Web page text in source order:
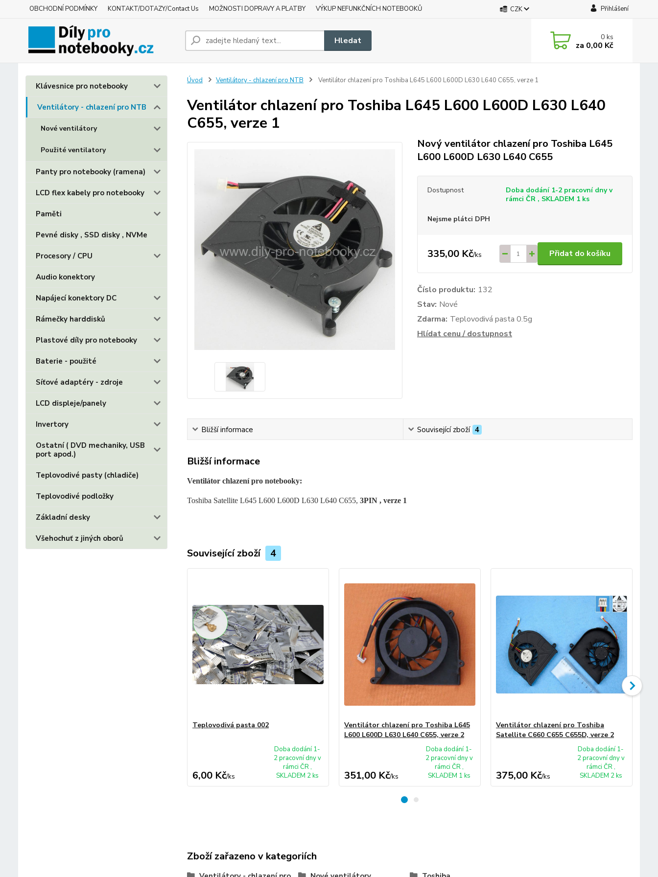
OBCHODNÍ PODMÍNKY KONTAKT/DOTAZY/Contact Us MOŽNOSTI DOPRAVY A PLATBY VÝKUP NEFUNKČNÍCH NOTEBOOKŮ CZK Přihlášení
Hledat 0ks
za 0,00 Kč
Klávesnice pro notebooky
Ventilátory - chlazení pro NTB
Nové ventilátory
Použité ventilatory
Panty pro notebooky (ramena)
LCD flex kabely pro notebooky
Paměti
Pevné disky , SSD disky , NVMe
Procesory / CPU
Audio konektory
Napájecí konektory DC
Rámečky harddisků
Plastové díly pro notebooky
Baterie - použité
Síťové adaptéry - zdroje
LCD displeje/panely
Invertory
Ostatní ( DVD mechaniky, USB
port apod.)
Teplovodivé pasty (chladiče)
Teplovodivé podložky
Základní desky
Všehochuť z jiných oborů
Úvod Ventilátory - chlazení pro NTB Ventilátor chlazení pro Toshiba L645 L600 L600D L630 L640 C655, verze 1
Ventilátor chlazení pro Toshiba L645 L600 L600D L630 L640
C655, verze 1
Nový ventilátor chlazení pro Toshiba L645
L600 L600D L630 L640 C655
Dostupnost
Doba dodání 1-2 pracovní dny v
rámci ČR , SKLADEM 1 ks
Nejsme plátci DPH
335,00 Kč/ks Přidat do košíku
Číslo produktu: 132
Stav: Nové
Zdarma: Teplovodivá pasta 0.5g
Hlídat cenu / dostupnost
Bližší informace Související zboží 4
Bližší informace
Ventilátor chlazení pro notebooky:
Toshiba Satellite L645 L600 L600D L630 L640 C655, 3PIN , verze 1
Související zboží 4
Teplovodivá pasta 002
6,00 Kč/ks
Doba dodání 1-
2 pracovní dny v
rámci ČR ,
SKLADEM 2 ks
Ventilátor chlazení pro Toshiba L645
L600 L600D L630 L640 C655, verze 2
351,00 Kč/ks
Doba dodání 1-
2 pracovní dny v
rámci ČR ,
SKLADEM 1 ks
Ventilátor chlazení pro Toshiba
Satellite C660 C655 C655D, verze 2
375,00 Kč/ks
Doba dodání 1-
2 pracovní dny v
rámci ČR ,
SKLADEM 2 ks
Zboží zařazeno v kategoriích